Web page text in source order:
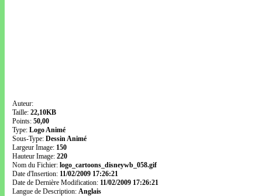
Auteur:
Taille: 22,10KB
Points: 50,00
Type: Logo Animé
Sous-Type: Dessin Animé
Largeur Image: 150
Hauteur Image: 220
Nom du Fichier: logo_cartoons_disneywb_058.gif
Date d'Insertion: 11/02/2009 17:26:21
Date de Dernière Modification: 11/02/2009 17:26:21
Langue de Description: Anglais